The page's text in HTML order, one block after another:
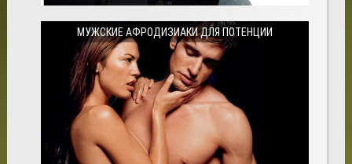
МУЖСКИЕ АФРОДИЗИАКИ ДЛЯ ПОТЕНЦИИ